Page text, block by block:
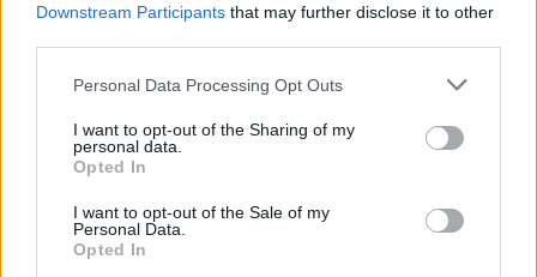
Downstream Participants that may further disclose it to other
Personal Data Processing Opt Outs
I want to opt-out of the Sharing of my
personal data.
Opted In
I want to opt-out of the Sale of my
Personal Data.
Opted In
kell félnie, vissza fogsz jönni hozzá. Dicsérd meg
hagyott volna a boxban, kapd elő a zacsit és szedd
össze! Mutassuk meg, hogy mi is odafigyelünk, felelős
gazdik vagyunk!